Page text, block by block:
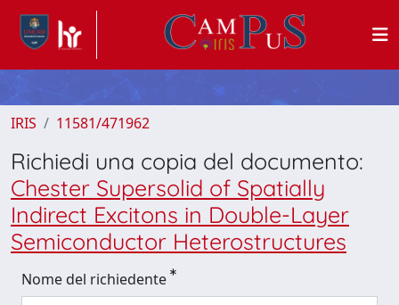
IRIS 11581/471962
Richiedi una copia del documento:
Chester Supersolid of Spatially
Indirect Excitons in Double-Layer
Semiconductor Heterostructures
Nome del richiedente